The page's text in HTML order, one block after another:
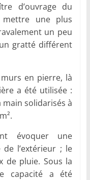
d’ouvrage du
une plus
un peu
gratté différent
en pierre, là
a été utilisée :
solidarisés à
évoquer une
de l’extérieur ; le
de pluie. Sous la
capacité a été